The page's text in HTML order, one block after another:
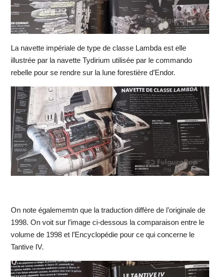
La navette impériale de type de classe Lambda est elle
illustrée par la navette Tydirium utilisée par le commando
rebelle pour se rendre sur la lune forestière d’Endor.
On note égalememtn que la traduction diffère de l’originale de
1998. On voit sur l’image ci-dessous la comparaison entre le
volume de 1998 et l’Encyclopédie pour ce qui concerne le
Tantive IV.